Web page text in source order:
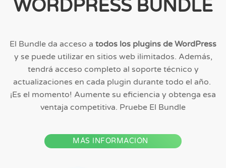
WORDPRESS BUNDLE
El Bundle da acceso a todos los plugins de WordPress
y se puede utilizar en sitios web ilimitados. Además,
tendrá acceso completo al soporte técnico y
actualizaciones en cada plugin durante todo el año.
¡Es el momento! Aumente su eficiencia y obtenga esa
ventaja competitiva. Pruebe El Bundle
MÁS INFORMACIÓN